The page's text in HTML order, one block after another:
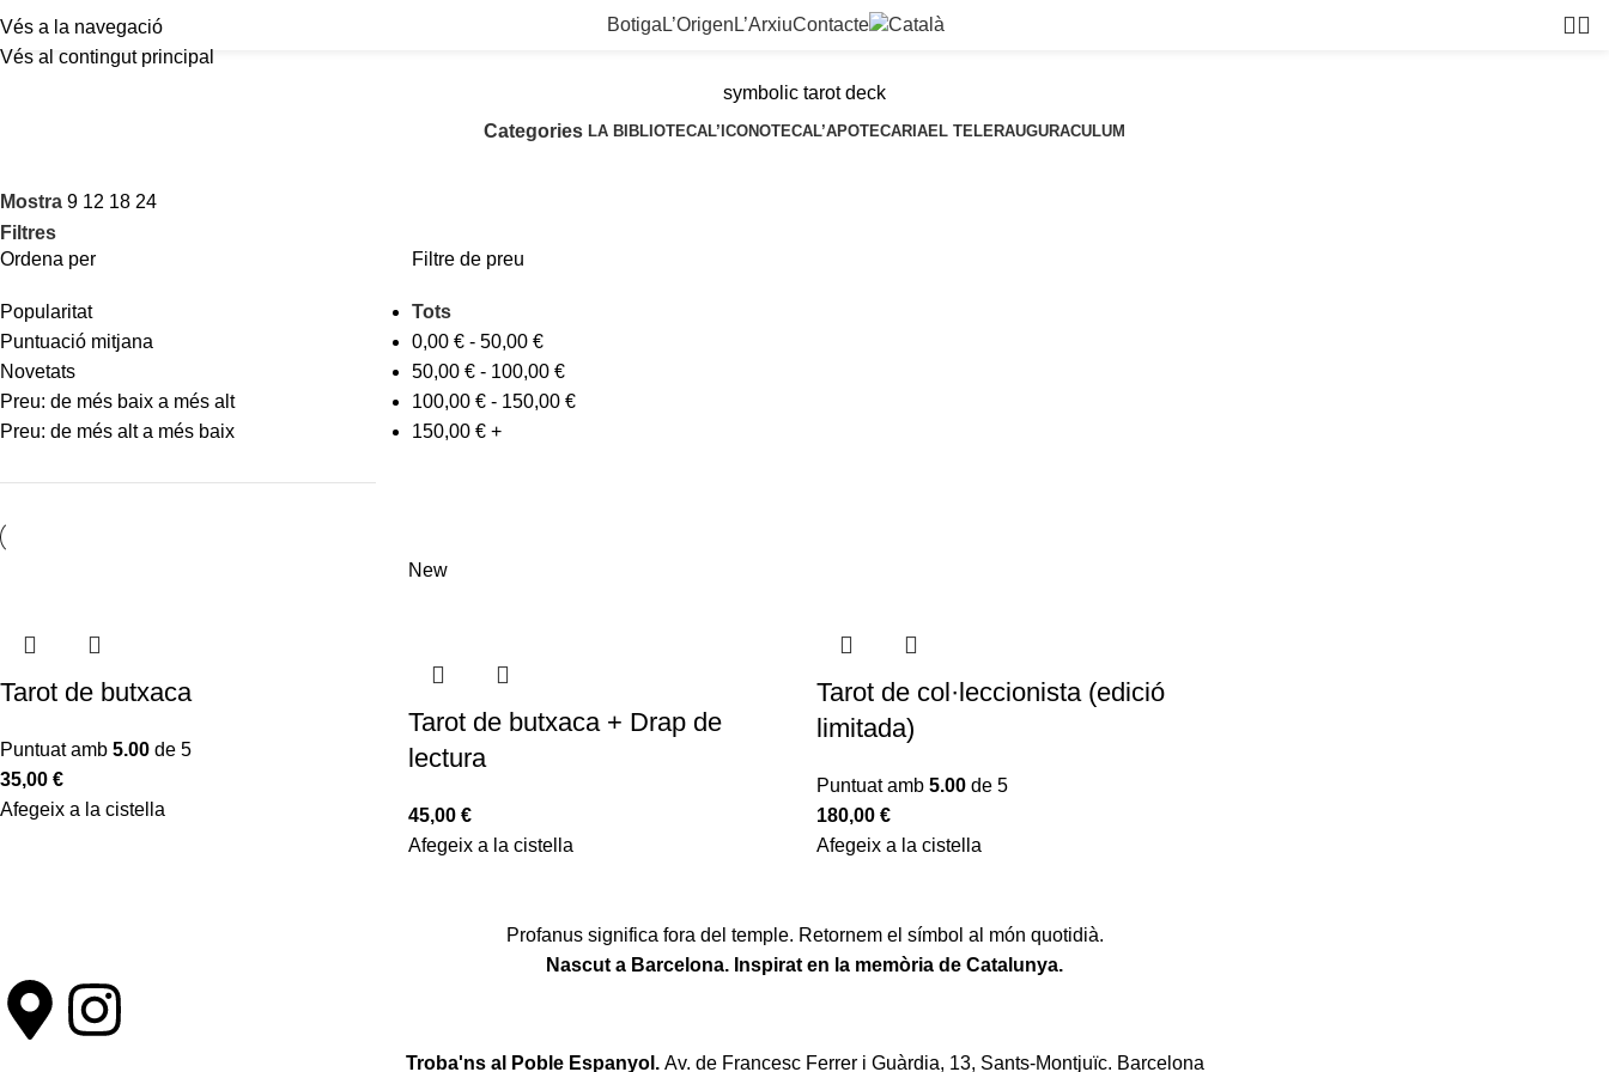
Vés a la navegació
Vés al contingut principal
Botiga L’Origen L’ArxiuContacte
symbolic tarot deck
Categories LA BIBLIOTECAL’ICONOTECAL’APOTECARIAEL TELERAUGURACULUM
Mostra 9 12 18 24
Filtres
Ordena per
Popularitat
Puntuació mitjana
Novetats
Preu: de més baix a més alt
Preu: de més alt a més baix
Filtre de preu
Tots
0,00 €- 50,00 €
50,00 €- 100,00 €
100,00 €- 150,00 €
150,00 €+
Tarot de butxaca
Puntuat amb 5.00 de 5
35,00 €
Afegeix a la cistella
New
Tarot de butxaca + Drap de
lectura
45,00 €
Afegeix a la cistella
Tarot de col·leccionista (edició
limitada)
Puntuat amb 5.00 de 5
180,00 €
Afegeix a la cistella
Profanus significa fora del temple. Retornem el símbol al món quotidià.
Nascut a Barcelona. Inspirat en la memòria de Catalunya.
Troba'ns al Poble Espanyol. Av. de Francesc Ferrer i Guàrdia, 13, Sants-Montjuïc. Barcelona